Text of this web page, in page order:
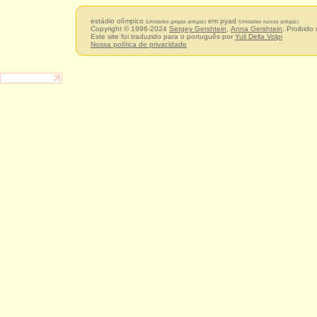
estádio olímpico (Unidades gregas antigas) em pyad (Unidades russas antigas)
Copyright © 1996-2024 Sergey Gershtein Anna Gershtein .
Este site foi traduzido para o português por Yuli Della Volpi
Nossa política de privacidade